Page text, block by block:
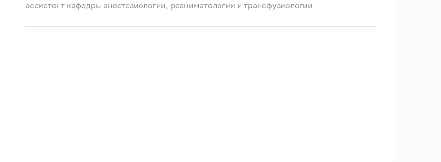
ассистент кафедры анестезиологии, реаниматологии и трансфузиологии